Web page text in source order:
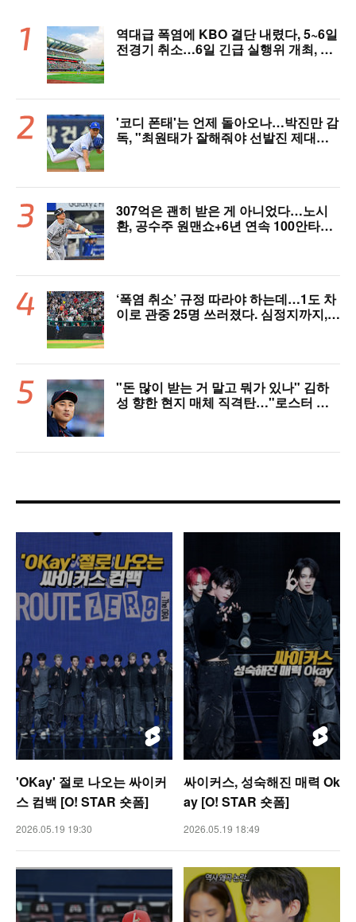
역대급 폭염에 KBO 결단 내렸다, 5~6일
전경기 취소…6일 긴급 실행위 개최, 폭
'코디 폰태'는 언제 돌아오나…박진만 감
독, "최원태가 잘해줘야 선발진 제대로
307억은 괜히 받은 게 아니었다…노시
환, 공수주 원맨쇼+6년 연속 100안타
‘폭염 취소’ 규정 따라야 하는데…1도 차
이로 관중 25명 쓰러졌다. 심정지까지,
"돈 많이 받는 거 말고 뭐가 있나" 김하
성 향한 현지 매체 직격탄…"로스터 한
'OKay' 절로 나오는 싸이커
스 컴백 [O! STAR 숏폼]
2026.05.19 19:30
싸이커스, 성숙해진 매력 Ok
ay [O! STAR 숏폼]
2026.05.19 18:49